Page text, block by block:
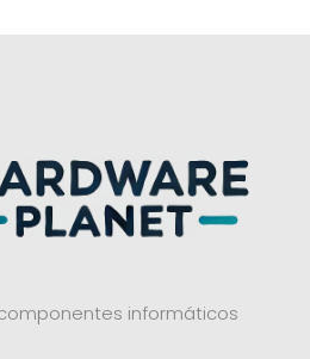
informáticos